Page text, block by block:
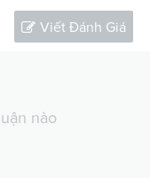
Viết Đánh Giá
nào